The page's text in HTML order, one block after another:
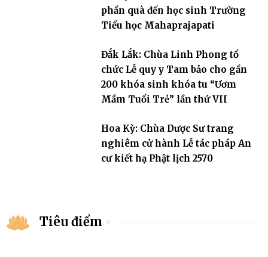
phần quà đến học sinh Trường
Tiểu học Mahaprajapati
Đắk Lắk: Chùa Linh Phong tổ
chức Lễ quy y Tam bảo cho gần
200 khóa sinh khóa tu “Ươm
Mầm Tuổi Trẻ” lần thứ VII
Hoa Kỳ: Chùa Dược Sư trang
nghiêm cử hành Lễ tác pháp An
cư kiết hạ Phật lịch 2570
Tiêu điểm